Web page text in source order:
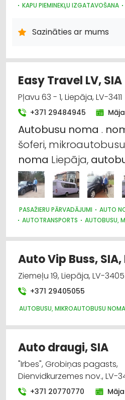
KAPU PIEMINEKĻU IZGATAVOŠANA
Sazināties ar mums
Easy Travel LV, SIA
Pļavu 63 - 1, Liepāja, LV-3411
+371 29484945
Autobusu noma .
šoferi, mikroautobusu
noma Liepāja,
PASAŽIERU PĀRVADĀJUMI
AUTO
AUTOTRANSPORTS
AUTOBUSU,
Auto Vip Buss,
Ziemeļu 19, Liepāja, LV-3405
+371 29405055
AUTOBUSU, MIKROAUTOBUSU NOMA
Auto draugi, SIA
"Irbes", Grobiņas pagasts,
Dienvidkurzemes nov., LV-
+371 20770770